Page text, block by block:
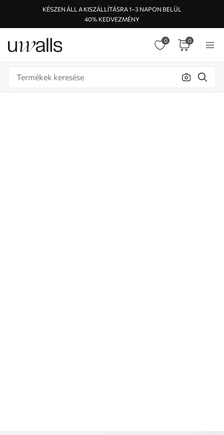
KÉSZEN ÁLL A KISZÁLLÍTÁSRA 1–3 NAPON BELÜL
40% KEDVEZMÉNY
0 0